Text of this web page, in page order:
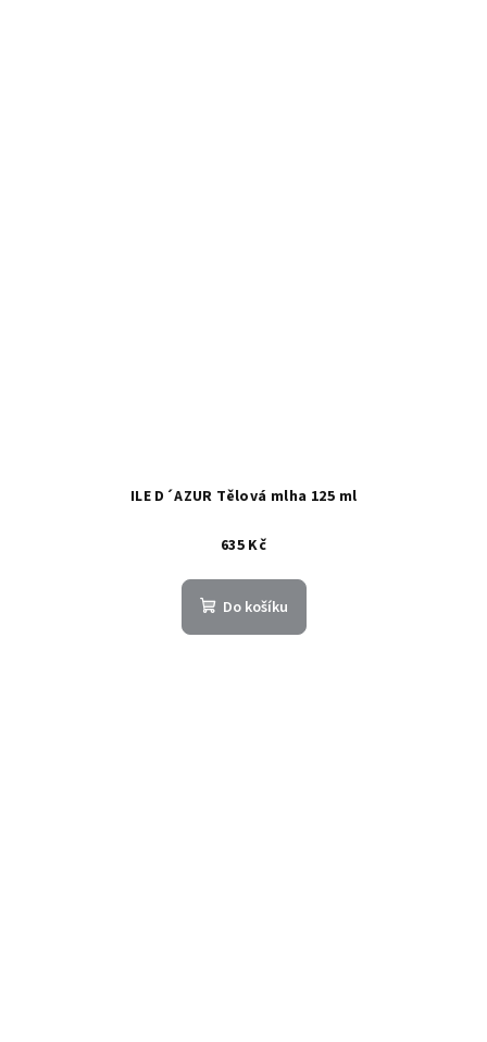
ILE D´AZUR Tělová mlha 125 ml
635 Kč
Do košíku